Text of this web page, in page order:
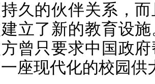
久的伙伴关系，
立了新的教育设
曾 只要求中国政
座现代化的校园供